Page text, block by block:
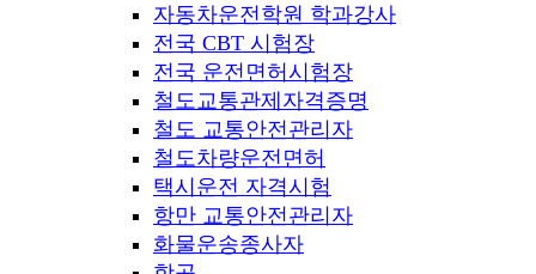
자동차운전학원 학과강사
전국 CBT 시험장
전국 운전면허시험장
철도교통관제자격증명
철도 교통안전관리자
철도차량운전면허
택시운전 자격시험
항만 교통안전관리자
화물운송종사자